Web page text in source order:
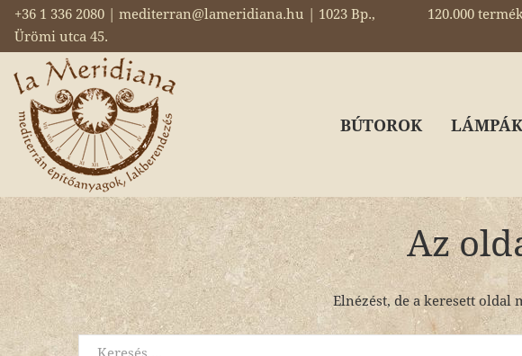
+36 1 336 2080 | mediterran@lameridiana.hu | 1023 Bp.,
Ürömi utca 45.
120.000
BÚTOROK LÁMPÁK
Az
Elnézést, de a keresett